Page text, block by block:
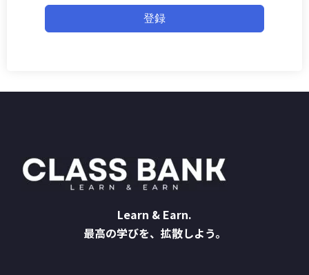
登録
Learn & Earn.
最高の学びを、拡散しよう。